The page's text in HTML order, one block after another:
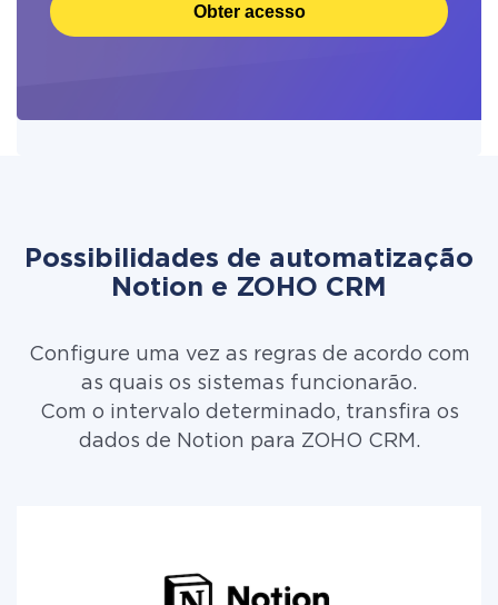
Obter acesso
Possibilidades de automatização
Notion e ZOHO CRM
Configure uma vez as regras de acordo com
as quais os sistemas funcionarão.
Com o intervalo determinado, transfira os
dados de Notion para ZOHO CRM.